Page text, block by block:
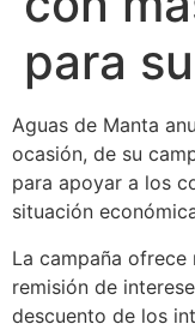
para
Aguas de Manta
ocasión, de su
para apoyar a los
situación
La campaña
remisión de
descuento de los